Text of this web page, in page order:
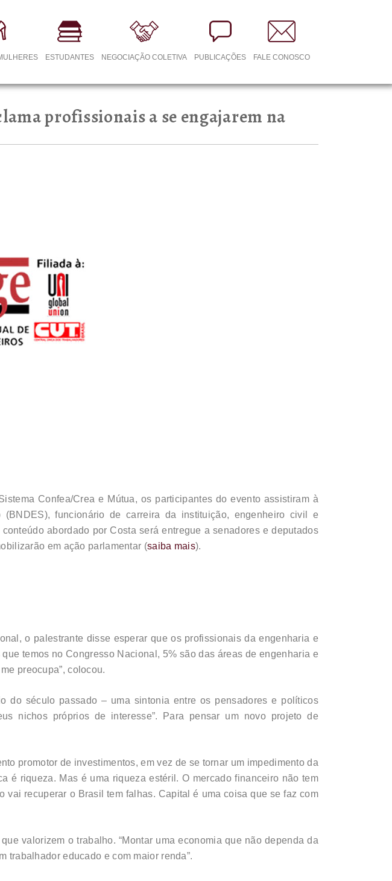
ESTUDANTES NEGOCIAÇÃO COLETIVA PUBLICAÇÕES FALE CONOSCO
profissionais a se engajarem na
Confea/Crea e Mútua, os participantes do evento assistiram à
funcionário de carreira da instituição, engenheiro civil e
abordado por Costa será entregue a senadores e deputados
em ação parlamentar (saiba mais).
o palestrante disse esperar que os profissionais da engenharia e
temos no Congresso Nacional, 5% são das áreas de engenharia e
preocupa”, colocou.
do século passado – uma sintonia entre os pensadores e políticos
nichos próprios de interesse”. Para pensar um novo projeto de
promotor de investimentos, em vez de se tornar um impedimento da
é riqueza. Mas é uma riqueza estéril. O mercado financeiro não tem
vai recuperar o Brasil tem falhas. Capital é uma coisa que se faz com
valorizem o trabalho. “Montar uma economia que não dependa da
trabalhador educado e com maior renda”.